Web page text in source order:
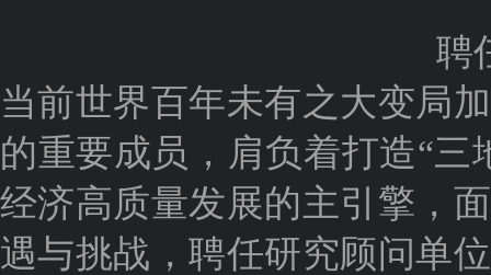
聘
当前世界百年未有之大变局
的重要成员，肩负着打造“
经济高质量发展的主引擎，
遇与挑战，聘任研究顾问单